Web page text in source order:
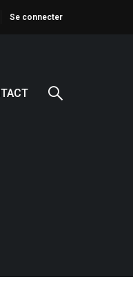
Se connecter